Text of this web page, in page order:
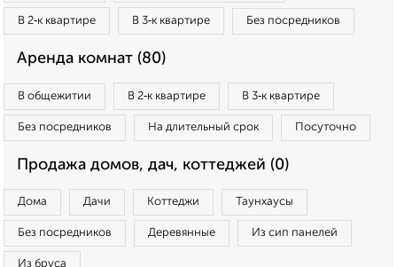
В 2‑к квартире В 3‑к квартире Без посредников
Аренда комнат (80)
В общежитии В 2‑к квартире В 3‑к квартире
Без посредников На длительный срок Посуточно
Продажа домов, дач, коттеджей (0)
Дома Дачи Коттеджи Таунхаусы
Без посредников Деревянные Из сип панелей
Из бруса